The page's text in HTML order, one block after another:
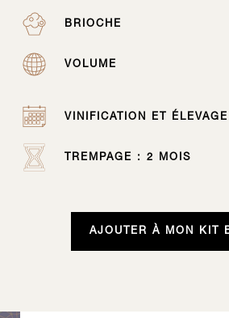
BRIOCHE
VOLUME
VINIFICATION ET ÉLEVAGE
TREMPAGE : 2 MOIS
AJOUTER À MON KIT